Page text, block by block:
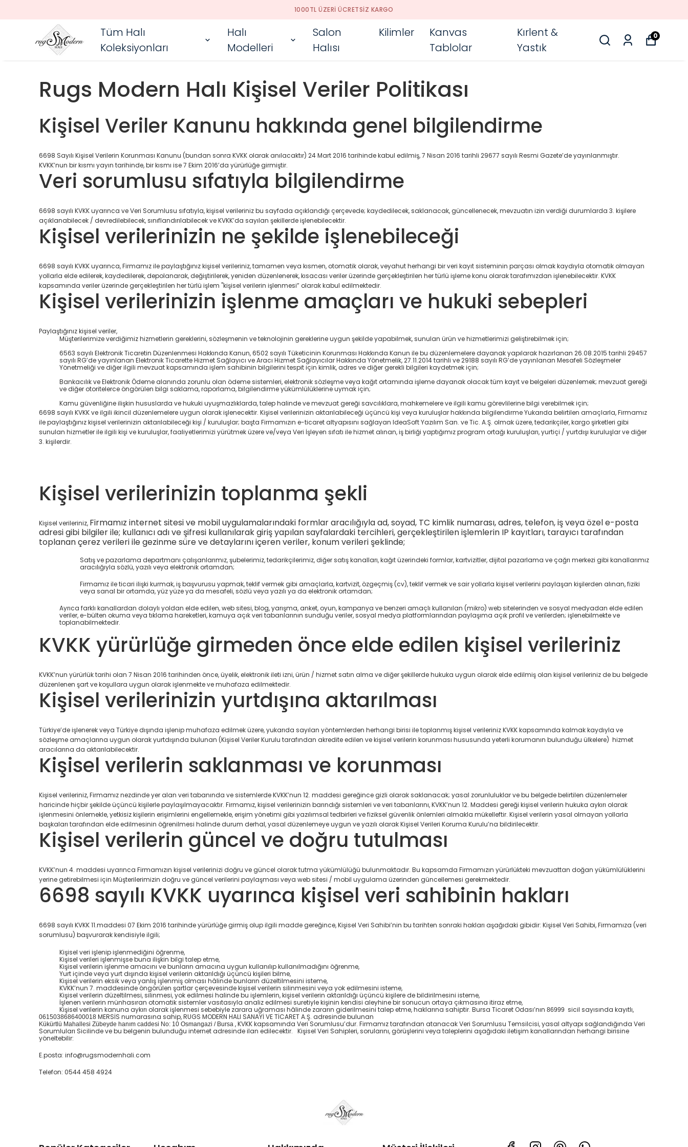
PEŞIN FIYATINA 3 TAKSIT
Tüm Halı
Koleksiyonları
Halı
Modelleri
Salon
Halısı
Kilimler
Kanvas
Tablolar
Kırlent &
Yastık
0
Rugs Modern Halı Kişisel Veriler Politikası
Kişisel Veriler Kanunu hakkında genel bilgilendirme
6698 Sayılı Kişisel Verilerin Korunması Kanunu (bundan sonra KVKK olarak anılacaktır) 24 Mart 2016 tarihinde kabul edilmiş, 7 Nisan 2016 tarihli 29677 sayılı Resmi Gazete’de yayınlanmıştır.
KVKK’nun bir kısmı yayın tarihinde, bir kısmı ise 7 Ekim 2016’da yürürlüğe girmiştir.
Veri sorumlusu sıfatıyla bilgilendirme
6698 sayılı KVKK uyarınca ve Veri Sorumlusu sıfatıyla, kişisel verileriniz bu sayfada açıklandığı çerçevede; kaydedilecek, saklanacak, güncellenecek, mevzuatın izin verdiği durumlarda 3. kişilere
açıklanabilecek / devredilebilecek, sınıflandırılabilecek ve KVKK’da sayılan şekillerde işlenebilecektir.
Kişisel verilerinizin ne şekilde işlenebileceği
6698 sayılı KVKK uyarınca, Firmamız ile paylaştığınız kişisel verileriniz, tamamen veya kısmen, otomatik olarak, veyahut herhangi bir veri kayıt sisteminin parçası olmak kaydıyla otomatik olmayan
yollarla elde edilerek, kaydedilerek, depolanarak, değiştirilerek, yeniden düzenlenerek, kısacası veriler üzerinde gerçekleştirilen her türlü işleme konu olarak tarafımızdan işlenebilecektir. KVKK
kapsamında veriler üzerinde gerçekleştirilen her türlü işlem "kişisel verilerin işlenmesi” olarak kabul edilmektedir.
Kişisel verilerinizin işlenme amaçları ve hukuki sebepleri
Paylaştığınız kişisel veriler,
Müşterilerimize verdiğimiz hizmetlerin gereklerini, sözleşmenin ve teknolojinin gereklerine uygun şekilde yapabilmek, sunulan ürün ve hizmetlerimizi geliştirebilmek için;
6563 sayılı Elektronik Ticaretin Düzenlenmesi Hakkında Kanun, 6502 sayılı Tüketicinin Korunması Hakkında Kanun ile bu düzenlemelere dayanak yapılarak hazırlanan 26.08.2015 tarihli 29457
sayılı RG’de yayınlanan Elektronik Ticarette Hizmet Sağlayıcı ve Aracı Hizmet Sağlayıcılar Hakkında Yönetmelik, 27.11.2014 tarihli ve 29188 sayılı RG’de yayınlanan Mesafeli Sözleşmeler
Yönetmeliği ve diğer ilgili mevzuat kapsamında işlem sahibinin bilgilerini tespit için kimlik, adres ve diğer gerekli bilgileri kaydetmek için;
Bankacılık ve Elektronik Ödeme alanında zorunlu olan ödeme sistemleri, elektronik sözleşme veya kağıt ortamında işleme dayanak olacak tüm kayıt ve belgeleri düzenlemek; mevzuat gereği
ve diğer otoritelerce öngörülen bilgi saklama, raporlama, bilgilendirme yükümlülüklerine uymak için;
Kamu güvenliğine ilişkin hususlarda ve hukuki uyuşmazlıklarda, talep halinde ve mevzuat gereği savcılıklara, mahkemelere ve ilgili kamu görevlilerine bilgi verebilmek için;
6698 sayılı KVKK ve ilgili ikincil düzenlemelere uygun olarak işlenecektir. Kişisel verilerinizin aktarılabileceği üçüncü kişi veya kuruluşlar hakkında bilgilendirme Yukarıda belirtilen amaçlarla, Firmamız
ile paylaştığınız kişisel verilerinizin aktarılabileceği kişi / kuruluşlar; başta Firmamızın e-ticaret altyapısını sağlayan IdeaSoft Yazılım San. ve Tic. A.Ş. olmak üzere, tedarikçiler, kargo şirketleri gibi
sunulan hizmetler ile ilgili kişi ve kuruluşlar, faaliyetlerimizi yürütmek üzere ve/veya Veri İşleyen sıfatı ile hizmet alınan, iş birliği yaptığımız program ortağı kuruluşları, yurtiçi / yurtdışı kuruluşlar ve diğer
3. kişilerdir.
Kişisel verilerinizin toplanma şekli
Kişisel verileriniz, Firmamız internet sitesi ve mobil uygulamalarındaki formlar aracılığıyla ad, soyad, TC kimlik numarası, adres, telefon, iş veya özel e-posta
adresi gibi bilgiler ile; kullanıcı adı ve şifresi kullanılarak giriş yapılan sayfalardaki tercihleri, gerçekleştirilen işlemlerin IP kayıtları, tarayıcı tarafından
toplanan çerez verileri ile gezinme süre ve detaylarını içeren veriler, konum verileri şeklinde;
Satış ve pazarlama departmanı çalışanlarımız, şubelerimiz, tedarikçilerimiz, diğer satış kanalları, kağıt üzerindeki formlar, kartvizitler, dijital pazarlama ve çağrı merkezi gibi kanallarımız
aracılığıyla sözlü, yazılı veya elektronik ortamdan;
Firmamız ile ticari ilişki kurmak, iş başvurusu yapmak, teklif vermek gibi amaçlarla, kartvizit, özgeçmiş (cv), teklif vermek ve sair yollarla kişisel verilerini paylaşan kişilerden alınan, fiziki
veya sanal bir ortamda, yüz yüze ya da mesafeli, sözlü veya yazılı ya da elektronik ortamdan;
Ayrıca farklı kanallardan dolaylı yoldan elde edilen, web sitesi, blog, yarışma, anket, oyun, kampanya ve benzeri amaçlı kullanılan (mikro) web sitelerinden ve sosyal medyadan elde edilen
veriler, e-bülten okuma veya tıklama hareketleri, kamuya açık veri tabanlarının sunduğu veriler, sosyal medya platformlarından paylaşıma açık profil ve verilerden; işlenebilmekte ve
toplanabilmektedir.
KVKK yürürlüğe girmeden önce elde edilen kişisel verileriniz
KVKK’nun yürürlük tarihi olan 7 Nisan 2016 tarihinden önce, üyelik, elektronik ileti izni, ürün / hizmet satın alma ve diğer şekillerde hukuka uygun olarak elde edilmiş olan kişisel verileriniz de bu belgede
düzenlenen şart ve koşullara uygun olarak işlenmekte ve muhafaza edilmektedir.
Kişisel verilerinizin yurtdışına aktarılması
Türkiye’de işlenerek veya Türkiye dışında işlenip muhafaza edilmek üzere, yukarıda sayılan yöntemlerden herhangi birisi ile toplanmış kişisel verileriniz KVKK kapsamında kalmak kaydıyla ve
sözleşme amaçlarına uygun olarak yurtdışında bulunan (Kişisel Veriler Kurulu tarafından akredite edilen ve kişisel verilerin korunması hususunda yeterli korumanın bulunduğu ülkelere) hizmet
aracılarına da aktarılabilecektir.
Kişisel verilerin saklanması ve korunması
Kişisel verileriniz, Firmamız nezdinde yer alan veri tabanında ve sistemlerde KVKK’nun 12. maddesi gereğince gizli olarak saklanacak; yasal zorunluluklar ve bu belgede belirtilen düzenlemeler
haricinde hiçbir şekilde üçüncü kişilerle paylaşılmayacaktır. Firmamız, kişisel verilerinizin barındığı sistemleri ve veri tabanlarını, KVKK’nun 12. Maddesi gereği kişisel verilerin hukuka aykırı olarak
işlenmesini önlemekle, yetkisiz kişilerin erişimlerini engellemekle, erişim yönetimi gibi yazılımsal tedbirleri ve fiziksel güvenlik önlemleri almakla mükelleftir. Kişisel verilerin yasal olmayan yollarla
başkaları tarafından elde edilmesinin öğrenilmesi halinde durum derhal, yasal düzenlemeye uygun ve yazılı olarak Kişisel Verileri Koruma Kurulu’na bildirilecektir.
Kişisel verilerin güncel ve doğru tutulması
KVKK’nun 4. maddesi uyarınca Firmamızın kişisel verilerinizi doğru ve güncel olarak tutma yükümlülüğü bulunmaktadır. Bu kapsamda Firmamızın yürürlükteki mevzuattan doğan yükümlülüklerini
yerine getirebilmesi için Müşterilerimizin doğru ve güncel verilerini paylaşması veya web sitesi / mobil uygulama üzerinden güncellemesi gerekmektedir.
6698 sayılı KVKK uyarınca kişisel veri sahibinin hakları
6698 sayılı KVKK 11.maddesi 07 Ekim 2016 tarihinde yürürlüğe girmiş olup ilgili madde gereğince, Kişisel Veri Sahibi’nin bu tarihten sonraki hakları aşağıdaki gibidir: Kişisel Veri Sahibi, Firmamıza (veri
sorumlusu) başvurarak kendisiyle ilgili;
Kişisel veri işlenip işlenmediğini öğrenme,
Kişisel verileri işlenmişse buna ilişkin bilgi talep etme,
Kişisel verilerin işlenme amacını ve bunların amacına uygun kullanılıp kullanılmadığını öğrenme,
Yurt içinde veya yurt dışında kişisel verilerin aktarıldığı üçüncü kişileri bilme,
Kişisel verilerin eksik veya yanlış işlenmiş olması hâlinde bunların düzeltilmesini isteme,
KVKK’nun 7. maddesinde öngörülen şartlar çerçevesinde kişisel verilerin silinmesini veya yok edilmesini isteme,
Kişisel verilerin düzeltilmesi, silinmesi, yok edilmesi halinde bu işlemlerin, kişisel verilerin aktarıldığı üçüncü kişilere de bildirilmesini isteme,
İşlenen verilerin münhasıran otomatik sistemler vasıtasıyla analiz edilmesi suretiyle kişinin kendisi aleyhine bir sonucun ortaya çıkmasına itiraz etme,
Kişisel verilerin kanuna aykırı olarak işlenmesi sebebiyle zarara uğraması hâlinde zararın giderilmesini talep etme, haklarına sahiptir. Bursa Ticaret Odası’nın 86999 sicil sayısında kayıtlı,
0615038686400018 MERSİS numarasına sahip, RUGS MODERN HALI SANAYİ VE TİCARET A.Ş. adresinde bulunan
Kükürtlü Mahallesi Zübeyde hanım caddesi No: 10 Osmangazi / Bursa , KVKK kapsamında Veri Sorumlusu’dur. Firmamız tarafından atanacak Veri Sorumlusu Temsilcisi, yasal altyapı sağlandığında Veri
Sorumluları Sicilinde ve bu belgenin bulunduğu internet adresinde ilan edilecektir. Kişisel Veri Sahipleri, sorularını, görüşlerini veya taleplerini aşağıdaki iletişim kanallarından herhangi birisine
yöneltebilir:
E.posta: info@rugsmodernhali.com
Telefon: 0544 458 4924